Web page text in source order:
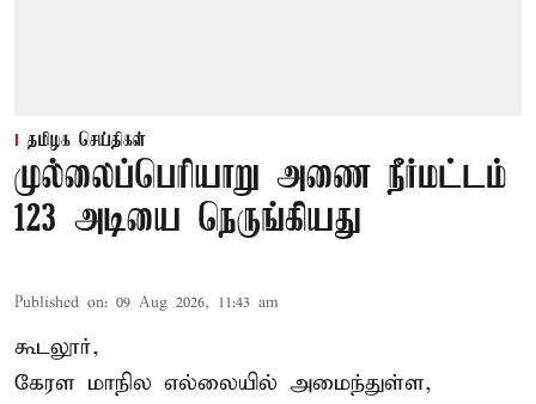
தமிழக செய்திகள்
முல்லைப்பெரியாறு அணை நீர்மட்டம்
123 அடியை நெருங்கியது
Published on: 09 Aug 2026, 11:43 am
கூடலூர்,
கேரள மாநில எல்லையில் அமைந்துள்ள,